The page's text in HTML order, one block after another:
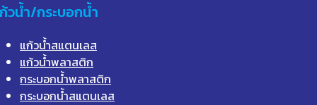
วน้ำ/กระบอกน้ำ
แก้วน้ำสแตนเลส
แก้วน้ำพลาสติก
กระบอกน้ำพลาสติก
กระบอกน้ำสแตนเลส